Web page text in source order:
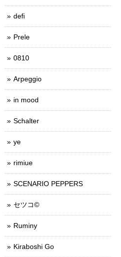
defi
Prele
0810
Arpeggio
in mood
Schalter
ye
rimiue
SCENARIO PEPPERS
セツコ©
Ruminy
Kiraboshi Go